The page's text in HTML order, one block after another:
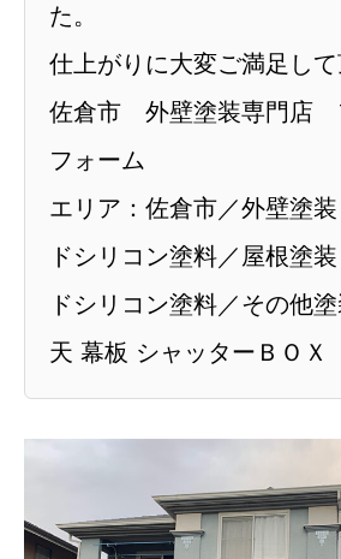
た。
仕上がりに大変ご満足して
佐倉市 外壁塗装専門店
フォーム
エリア：佐倉市／外壁塗
ドシリコン塗料／屋根塗
ドシリコン塗料／その他
天 幕板 シャッターＢＯＸ